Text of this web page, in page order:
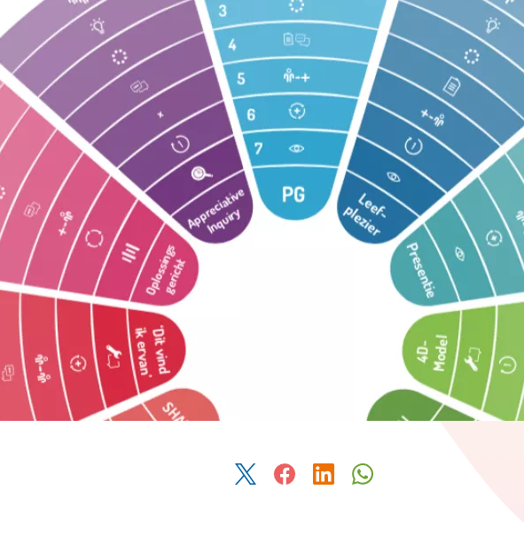
Deel dit artikel via Twitter
Deel dit artikel via Facebook
Deel dit artikel via LinkedIn